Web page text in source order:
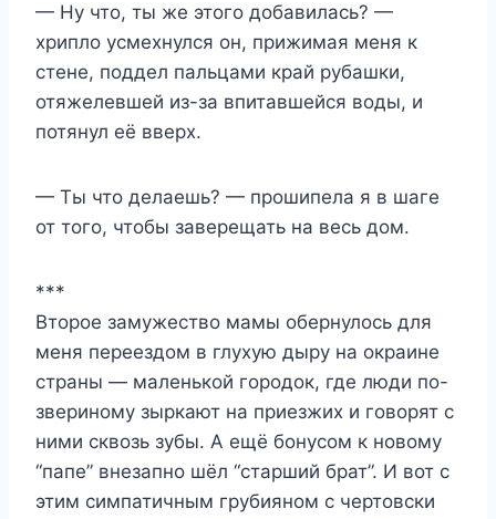
— Ну что, ты же этого добавилась? —
хрипло усмехнулся он, прижимая меня к
стене, поддел пальцами край рубашки,
отяжелевшей из-за впитавшейся воды, и
потянул её вверх.
— Ты что делаешь? — прошипела я в шаге
от того, чтобы заверещать на весь дом.
***
Второе замужество мамы обернулось для
меня переездом в глухую дыру на окраине
страны — маленькой городок, где люди по-
звериному зыркают на приезжих и говорят с
ними сквозь зубы. А ещё бонусом к новому
“папе” внезапно шёл “старший брат”. И вот с
этим симпатичным грубияном с чертовски